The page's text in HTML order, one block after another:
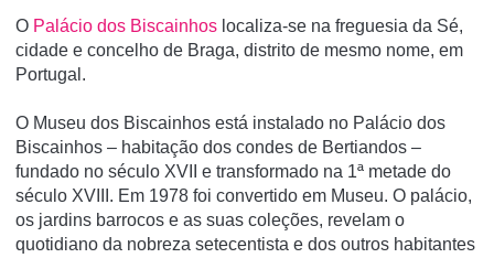
O Palácio dos Biscainhos localiza-se na freguesia da Sé,
cidade e concelho de Braga, distrito de mesmo nome, em
Portugal.
O Museu dos Biscainhos está instalado no Palácio dos
Biscainhos – habitação dos condes de Bertiandos –
fundado no século XVII e transformado na 1ª metade do
século XVIII. Em 1978 foi convertido em Museu. O palácio,
os jardins barrocos e as suas coleções, revelam o
quotidiano da nobreza setecentista e dos outros habitantes